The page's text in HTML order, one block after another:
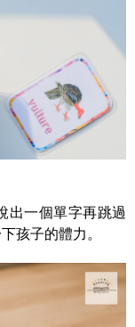
出一個單字再跳過
孩子的體力。